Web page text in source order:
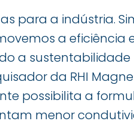
para a indústria.
a eficiência
a
da RHI
possibilita a
menor